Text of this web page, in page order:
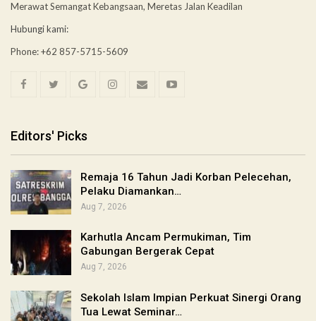
Merawat Semangat Kebangsaan, Meretas Jalan Keadilan
Hubungi kami:
Phone: +62 857-5715-5609
Editors' Picks
Remaja 16 Tahun Jadi Korban Pelecehan,
Pelaku Diamankan…
Aug 7, 2026
Karhutla Ancam Permukiman, Tim
Gabungan Bergerak Cepat
Aug 7, 2026
Sekolah Islam Impian Perkuat Sinergi Orang
Tua Lewat Seminar…